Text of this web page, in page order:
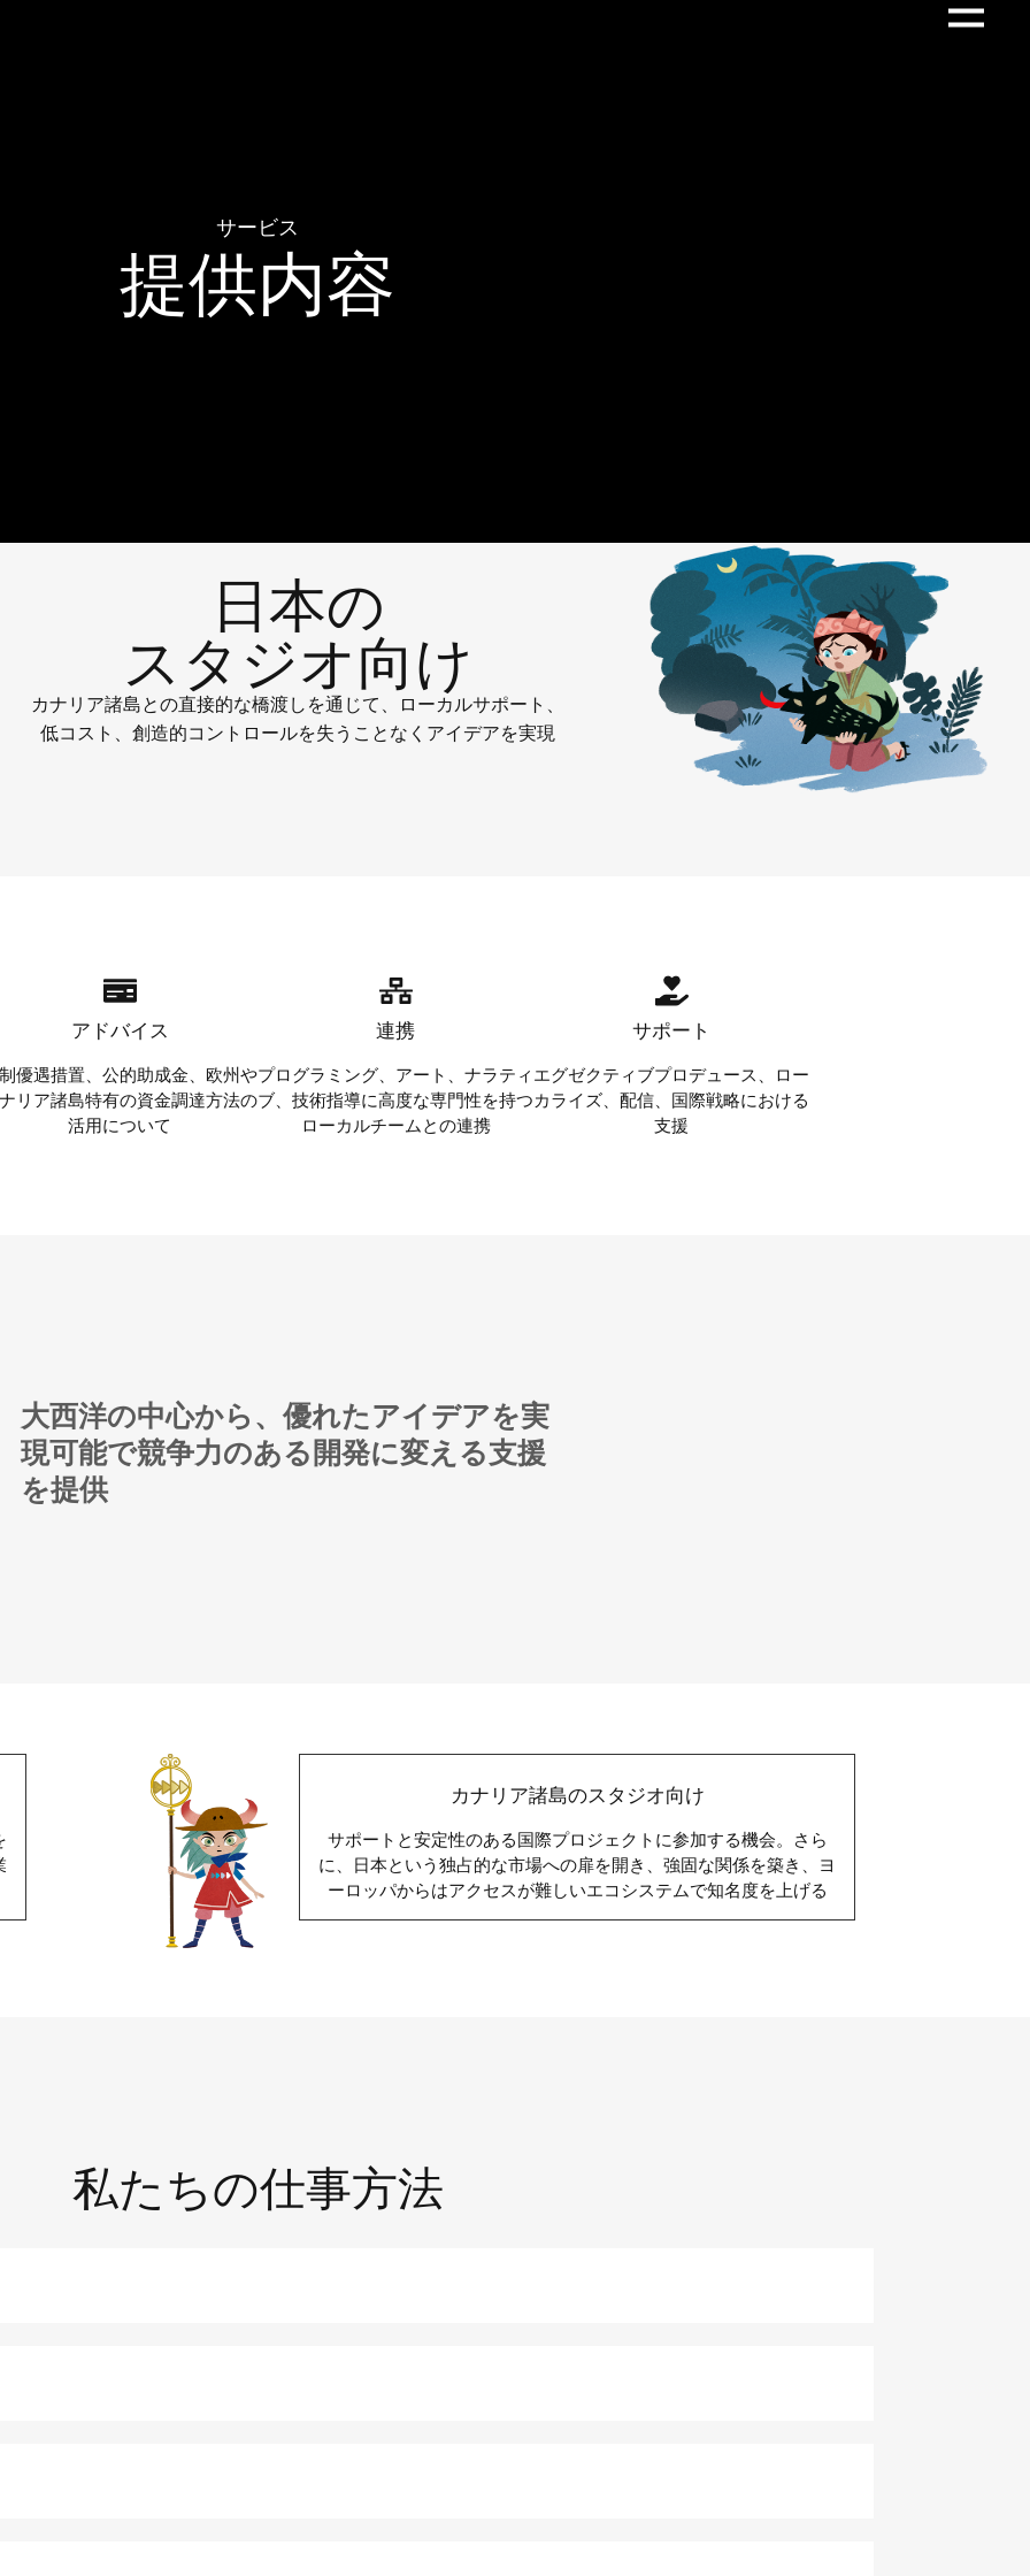
サービス
提供内容
日本の
スタジオ向け
カナリア諸島との直接的な橋渡しを通じて、ローカルサポート、
低コスト、創造的コントロールを失うことなくアイデアを実現
アドバイス
優遇措置、公的助成金、欧州や
リア諸島特有の資金調達方法の
活用について
連携
プログラミング、アート、ナラティ
ブ、技術指導に高度な専門性を持つ
ローカルチームとの連携
サポート
エグゼクティブプロデュース、ロー
カライズ、配信、国際戦略における
支援
大西洋の中心から、優れたアイデアを実
現可能で競争力のある開発に変える支援
を提供
カナリア諸島のスタジオ向け
サポートと安定性のある国際プロジェクトに参加する機会。さら
に、日本という独占的な市場への扉を開き、強固な関係を築き、ヨ
ーロッパからはアクセスが難しいエコシステムで知名度を上げる
私たちの仕事方法